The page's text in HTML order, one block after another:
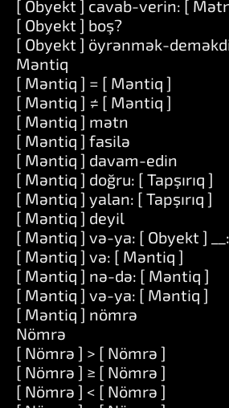
[ Obyekt ] cavab-verin: [
[ Obyekt ] boş?
[ Obyekt ] öyrənmək-
Məntiq
[ Məntiq ] = [ Məntiq ]
[ Məntiq ] ≠ [ Məntiq ]
[ Məntiq ] mətn
[ Məntiq ] fasilə
[ Məntiq ] davam-edin
[ Məntiq ] doğru: [ Tapşırıq ]
[ Məntiq ] yalan: [ Tapşırıq ]
[ Məntiq ] deyil
[ Məntiq ] və-ya: [ Obyekt ]
[ Məntiq ] və: [ Məntiq ]
[ Məntiq ] nə-də: [ Məntiq ]
[ Məntiq ] və-ya: [ Məntiq ]
[ Məntiq ] nömrə
Nömrə
[ Nömrə ] > [ Nömrə ]
[ Nömrə ] ≥ [ Nömrə ]
[ Nömrə ] < [ Nömrə ]